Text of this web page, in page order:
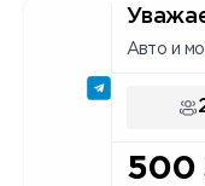
Авто и
500